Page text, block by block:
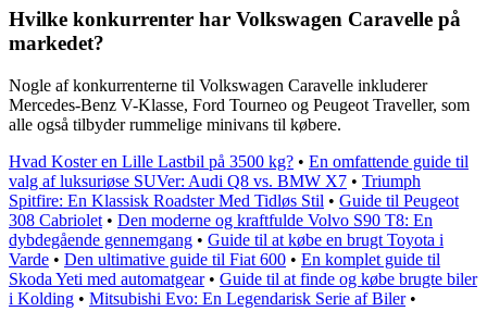
Hvilke konkurrenter har Volkswagen Caravelle på
markedet?
Nogle af konkurrenterne til Volkswagen Caravelle inkluderer
Mercedes-Benz V-Klasse, Ford Tourneo og Peugeot Traveller, som
alle også tilbyder rummelige minivans til købere.
Hvad Koster en Lille Lastbil på 3500 kg? • En omfattende guide til
valg af luksuriøse SUVer: Audi Q8 vs. BMW X7 • Triumph
Spitfire: En Klassisk Roadster Med Tidløs Stil • Guide til Peugeot
308 Cabriolet • Den moderne og kraftfulde Volvo S90 T8: En
dybdegående gennemgang • Guide til at købe en brugt Toyota i
Varde • Den ultimative guide til Fiat 600 • En komplet guide til
Skoda Yeti med automatgear• Guide til at finde og købe brugte biler
i Kolding • Mitsubishi Evo: En Legendarisk Serie af Biler•